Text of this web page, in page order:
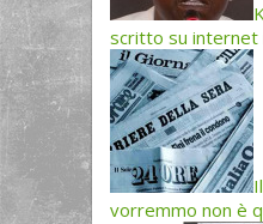
scritto su internet
vorremmo non è